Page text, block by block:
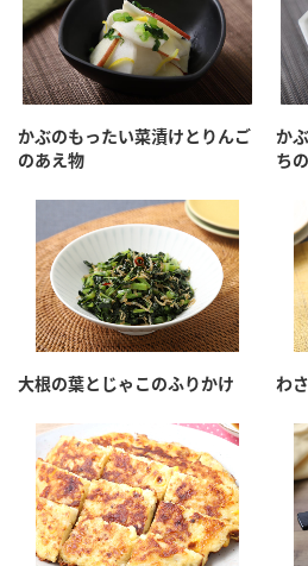
かぶのもったい菜漬けとりんご
のあえ物
か
ち
大根の葉とじゃこのふりかけ わ